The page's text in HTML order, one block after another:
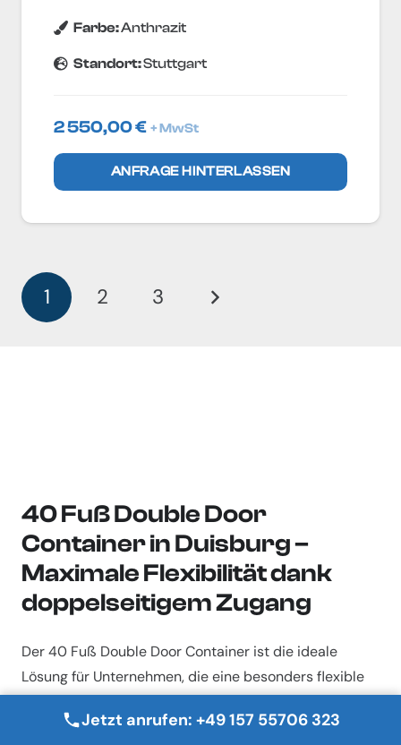
Farbe:Anthrazit
Standort:Stuttgart
2 550,00€ + MwSt
ANFRAGE HINTERLASSEN
1 2 3
40 Fuß Double Door
Container in Duisburg –
Maximale Flexibilität dank
doppelseitigem Zugang
Der 40 Fuß Double Door Container ist die ideale
Lösung für Unternehmen, die eine besonders flexible
seine Türen an beiden Stirnseiten ermöglicht er ein
Jetzt anrufen: +49 157 55706 323